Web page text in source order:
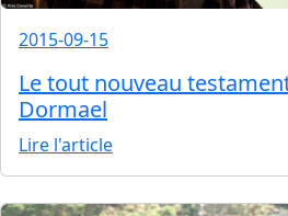
2015-09-15
Le tout nouveau
Dormael
Lire l'article